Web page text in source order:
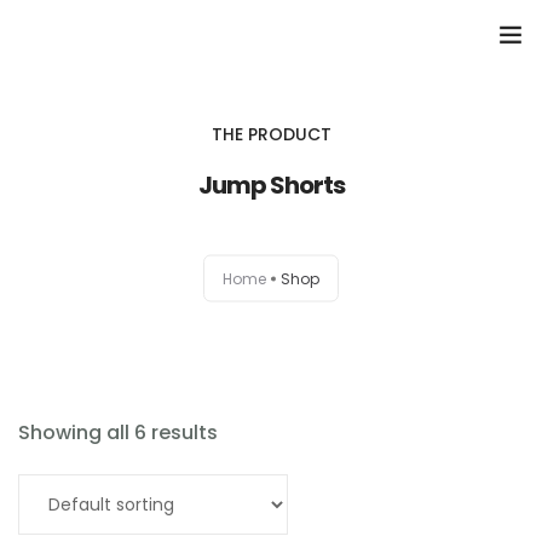
THE PRODUCT
Jump Shorts
Home Shop
Showing all 6 results
Add to cart